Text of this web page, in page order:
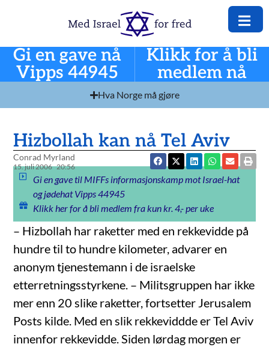
Gi en gave nå
Vipps 44945
Klikk for å bli
medlem nå
Hva Norge må gjøre
Hizbollah kan nå Tel Aviv
Conrad Myrland
15. juli 2006 20:56
Gi en gave til MIFFs informasjonskamp mot Israel-hat
og jødehat Vipps 44945
Klikk her for å bli medlem fra kun kr. 4,- per uke
– Hizbollah har raketter med en rekkevidde på
hundre til to hundre kilometer, advarer en
anonym tjenestemann i de israelske
etterretningsstyrkene. – Militsgruppen har ikke
mer enn 20 slike raketter, fortsetter Jerusalem
Posts kilde. Med en slik rekkeviddde er Tel Aviv
innenfor rekkevidde. Siden lørdag morgen er